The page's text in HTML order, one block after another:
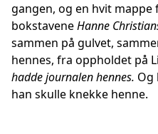
gangen, og en hvit mappe
bokstaveneHanne
sammen på gulvet,
hennes, fra oppholdet på
hadde journalen hennes. Og
han skulle knekke henne.